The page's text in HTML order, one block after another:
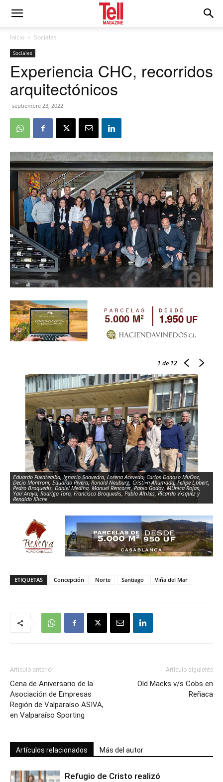
Inicio Sociales
Sociales
Experiencia CHC, recorridos
arquitectónicos
septiembre 23, 2022
1 de 12
Eduardo Fuentealba, Ignacio Saavedra, Lorena Acevedo, Carlos Donoso MuÒoz,
Decio Montroni, Eduardo Rivera, Ronald Neuburg, Cristi•n Ahumada, Felipe L¸bbert,
Pedro Broquedis, Daniel Medina, Manuel Rencoret, Pablo Godoy, MÛnica Rojas,
Yair Araya, Rodrigo Toro, Francisco Broquedis, Pablo Altikes, Ricardo V•squez y
Renaldo Kliche
ETIQUETAS Concepción Norte Santiago Viña del Mar
Artículo anterior
Cena de Aniversario de la
Asociación de Empresas
Región de Valparaíso ASIVA,
en Valparaíso Sporting
Artículo siguiente
Old Macks v/s Cobs en
Reñaca
Artículos relacionados Más del autor
Refugio de Cristo realizó